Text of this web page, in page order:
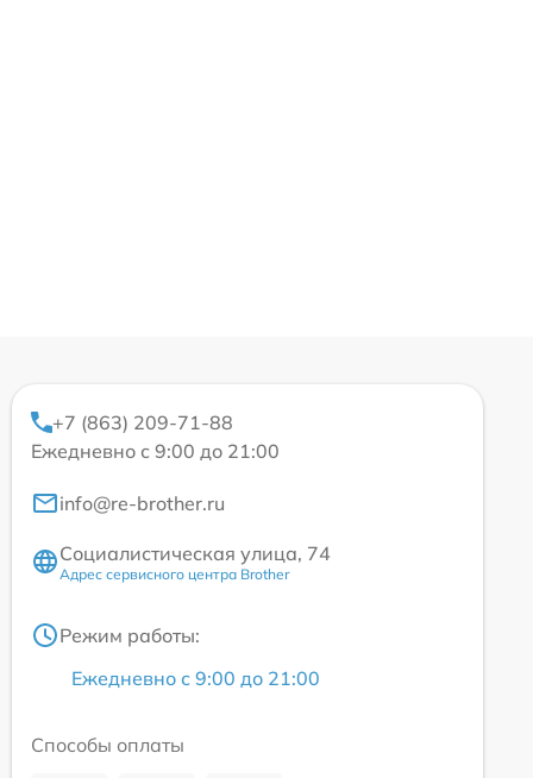
+7 (863) 209-71-88
Ежедневно с 9:00 до 21:00
info@re-brother.ru
Социалистическая улица, 74
Адрес сервисного центра Brother
Режим работы:
Ежедневно с 9:00 до 21:00
Способы оплаты